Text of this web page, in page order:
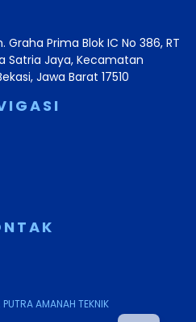
Prima Blok IC No 386, RT
Satria Jaya, Kecamatan
Jawa Barat 17510
AMANAH TEKNIK